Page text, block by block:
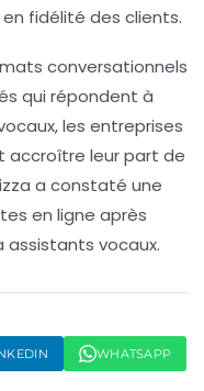
fidélité des clients.
conversationnels
qui répondent à
les entreprises
accroître leur part de
a constaté une
en ligne après
vocaux.
WHATSAPP